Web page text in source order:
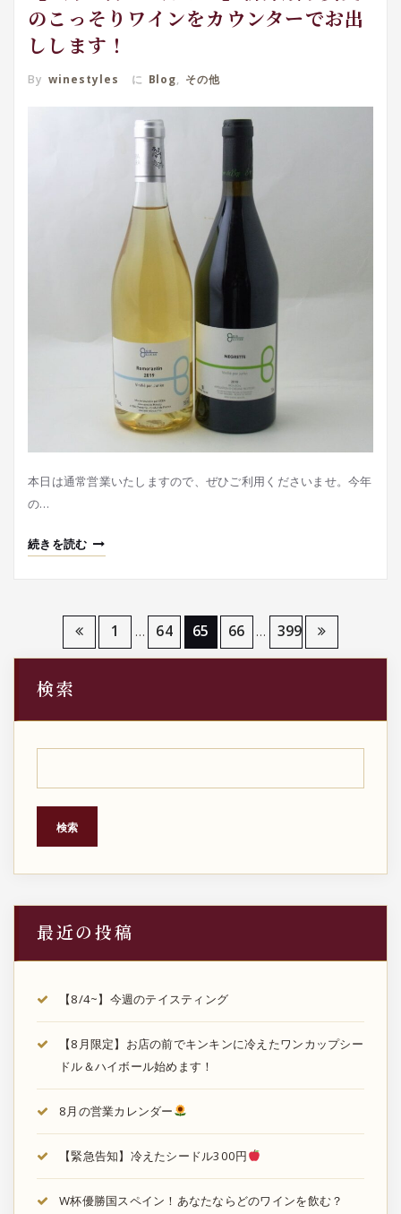
のこっそりワインをカウンターでお出
しします！
By winestyles に Blog, その他
本日は通常営業いたしますので、ぜひご利用くださいませ。今年
の…
続きを読む
稿
ジ
送
り
1 … 64 65 66 … 399
検索
検索
最近の投稿
【8/4~】今週のテイスティング
【8月限定】お店の前でキンキンに冷えたワンカップシー
ドル＆ハイボール始めます！
8月の営業カレンダー
【緊急告知】冷えたシードル300円
W杯優勝国スペイン！あなたならどのワインを飲む？